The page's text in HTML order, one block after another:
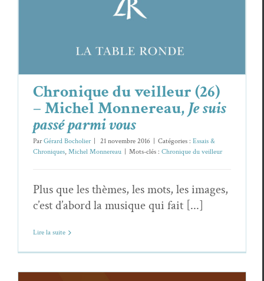
Chronique du veilleur (26)
– Michel Monnereau,Je suis
passé parmi vous
ParGérard Bocholier 21 novembre 2016 Catégories : Essais &
Chroniques, Michel Monnereau Mots-clés : Chronique du veilleur
Plus que les thèmes, les mots, les images,
c’est d’abord la musique qui fait [...]
Lire la suite